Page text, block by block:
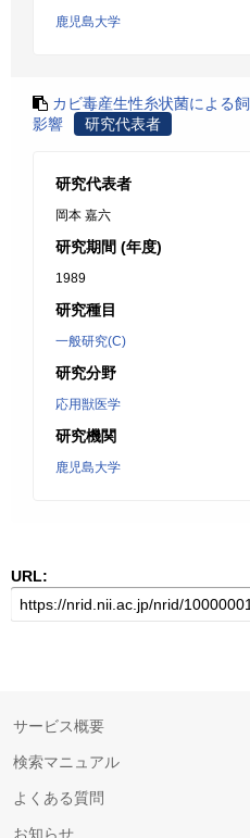
鹿児島大学
カビ毒産生性糸状菌による
影響
研究代表者
研究代表者
岡本 嘉六
研究期間 (年度)
1989
研究種目
一般研究(C)
研究分野
応用獣医学
研究機関
鹿児島大学
URL:
サービス概要
検索マニュアル
よくある質問
お知らせ